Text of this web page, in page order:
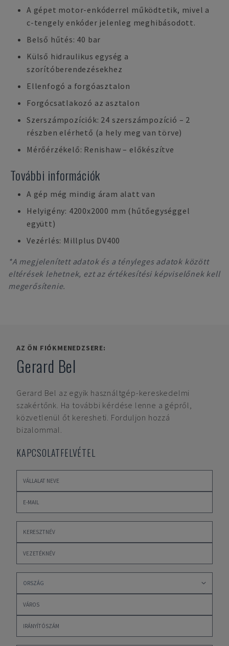
A gépet motor-enkóderrel működtetik, mivel a
c-tengely enkóder jelenleg meghibásodott.
Belső hűtés: 40 bar
Külső hidraulikus egység a
szorítóberendezésekhez
Ellenfogó a forgóasztalon
Forgócsatlakozó az asztalon
Szerszámpozíciók: 24 szerszámpozíció – 2
részben elérhető (a hely meg van törve)
Mérőérzékelő: Renishaw – előkészítve
További információk
A gép még mindig áram alatt van
Helyigény: 4200x2000 mm (hűtőegységgel
együtt)
Vezérlés: Millplus DV400
*A megjelenített adatok és a tényleges adatok között
eltérések lehetnek, ezt az értékesítési képviselőnek kell
megerősítenie.
AZ ÖN FIÓKMENEDZSERE:
Gerard Bel
Gerard Bel az egyik használtgép-kereskedelmi
szakértőnk. Ha további kérdése lenne a gépről,
közvetlenül őt keresheti. Forduljon hozzá
bizalommal.
KAPCSOLATFELVÉTEL